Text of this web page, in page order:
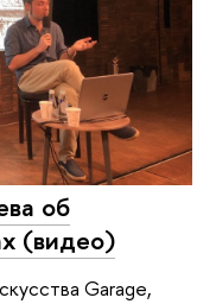
об
(видео)
Garage,